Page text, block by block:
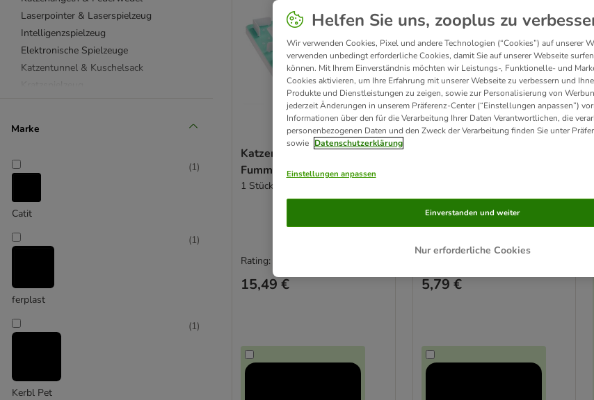
Laserpointer & Laserspielzeug
Intelligenzspielzeug
Elektronische Spielzeuge
Katzentunnel & Kuschelsack
KONG Katzenspielzeug
TIAKI Katzenspielzeug
Katzenpools
Marke
Catit
(1)
ferplast
(1)
Kerbl Pet
(1)
Katzenspielzeug Slo-Mo
Fummelbrett
1 Stück
15,49 €
Rating: 4.7/5
5,79 €
Helfen Sie uns, zooplus zu
Wir verwenden Cookies, Pixel und andere Technologien (“Cookies”) auf unserer
verwenden unbedingt erforderliche Cookies, damit Sie auf unserer Webseite
können. Mit Ihrem Einverständnis möchten wir Leistungs-, Funktionelle- und
Cookies aktivieren, um Ihre Erfahrung mit unserer Webseite zu verbessern und
Produkte und Dienstleistungen zu zeigen, sowie zur Personalisierung von
jederzeit Änderungen in unserem Präferenz-Center (“Einstellungen anpassen”)
Informationen über den für die Verarbeitung Ihrer Daten Verantwortlichen, die
personenbezogenen Daten und den Zweck der Verarbeitung finden Sie unter
sowie Datenschutzerklärung
Einstellungen anpassen
Nur erforderliche Cookies
Einverstanden und weiter